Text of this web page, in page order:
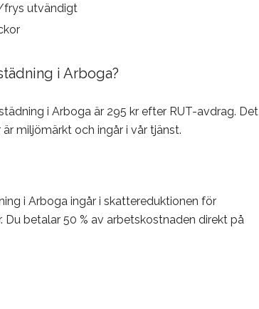
frys utvändigt
i Arboga?
i Arboga är 295 kr efter RUT-avdrag. Det
miljömärkt och ingår i vår tjänst.
i Arboga ingår i skattereduktionen för
Du betalar 50 % av arbetskostnaden direkt på